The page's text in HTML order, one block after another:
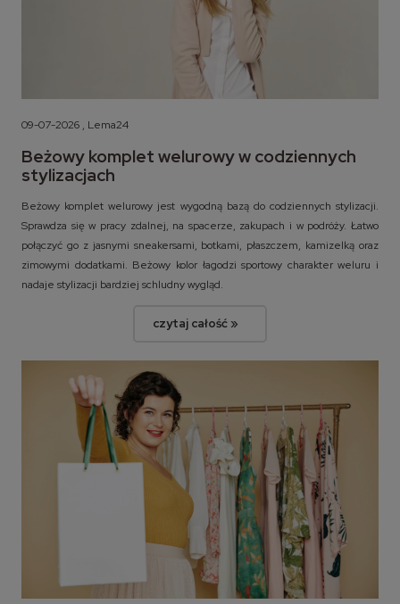
09-07-2026 , Lema24
Beżowy komplet welurowy w codziennych
stylizacjach
Beżowy komplet welurowy jest wygodną bazą do codziennych stylizacji.
Sprawdza się w pracy zdalnej, na spacerze, zakupach i w podróży. Łatwo
połączyć go z jasnymi sneakersami, botkami, płaszczem, kamizelką oraz
zimowymi dodatkami. Beżowy kolor łagodzi sportowy charakter weluru i
nadaje stylizacji bardziej schludny wygląd.
czytaj całość »